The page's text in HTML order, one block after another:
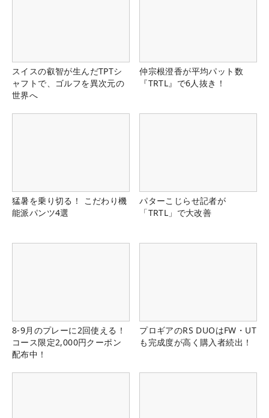
スイスの叡智が生んだTPTシ
ャフトで、ゴルフを異次元の
世界へ
仲宗根澄香が平均パット数
『TRTL』で6人抜き！
猛暑を乗り切る！ こだわり機
能派パンツ4選
パターこじらせ記者が
「TRTL」で大改善
8-9月のプレーに2回使える！
コース限定2,000円クーポン
配布中！
プロギアのRS DUOはFW・UT
も完成度が高く購入者続出！